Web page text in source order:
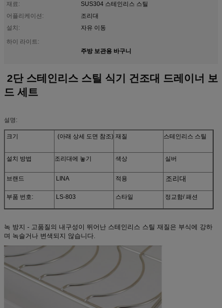
재료:
SUS304 스테인리스 스틸
어플리케이션:
조리대
설치:
자유 이동
하이 라이트:
주방 보관용 바구니
2단 스테인리스 스틸 식기 건조대 드레이너 보
드 세트
설명:
크기 (아래 상세 도면 참조) 재질 스테인리스 스틸
설치 방법 조리대에 놓기 색상 실버
브랜드 LINA 적용 조리대
부품 번호: LS-803 스타일 정교함/ 패션
녹 방지 - 고품질의 내구성이 뛰어난 스테인리스 스틸 재질은 부식에 강하
며 녹슬거나 변색되지 않습니다.